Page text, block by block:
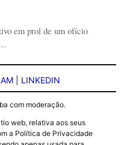
em prol de um ofício
LINKEDIN
com moderação.
web, relativa aos seus
a Política de Privacidade